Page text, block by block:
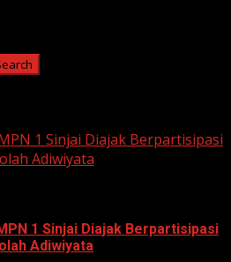
1 Sinjai Diajak Berpartisipasi
Adiwiyata
1 Sinjai Diajak Berpartisipasi
Adiwiyata